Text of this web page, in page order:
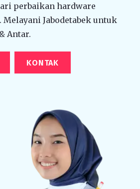
perbaikan hardware
Jabodetabek untuk
Antar.
KONTAK